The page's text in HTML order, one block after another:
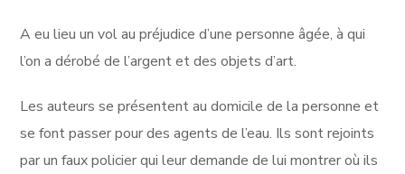
A eu lieu un vol au préjudice d’une personne âgée, à qui
l’on a dérobé de l’argent et des objets d’art.
Les auteurs se présentent au domicile de la personne et
se font passer pour des agents de l’eau. Ils sont rejoints
par un faux policier qui leur demande de lui montrer où ils